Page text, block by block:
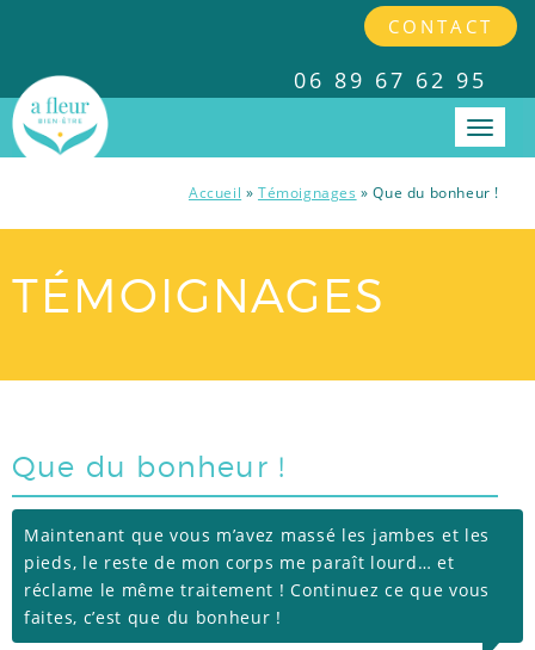
CONTACT
06 89 67 62 95
PRESTATIONS
INTERVENTIONS EN ENTREPRISES
A PROPOS
RÉFÉRENCES
Accueil » Témoignages »Que du bonheur !
TÉMOIGNAGES
Que du bonheur !
Maintenant que vous m’avez massé les jambes et les
pieds, le reste de mon corps me paraît lourd… et
réclame le même traitement ! Continuez ce que vous
faites, c’est que du bonheur !